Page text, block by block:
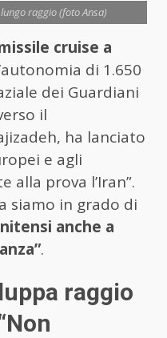
raggio (foto Ansa)
cruise a
di 1.650
dei Guardiani
il
ha lanciato
e agli
alla prova l’Iran”.
siamo in grado di
anche a
.
raggio